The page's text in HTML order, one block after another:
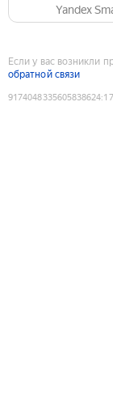
Yandex
Если у вас возникли
обратной связи
9174048335605838624: